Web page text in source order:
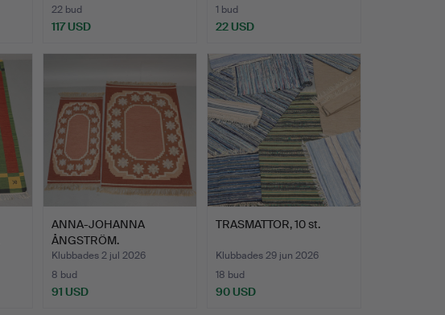
22 bud
117 USD
1 bud
22 USD
ANNA-JOHANNA
ÅNGSTRÖM.
Röllakanmattor, 2 s…
Klubbades 2 jul 2026
8 bud
91 USD
TRASMATTOR, 10 st.
Klubbades 29 jun 2026
18 bud
90 USD